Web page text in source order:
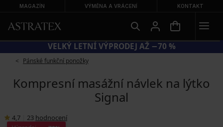
MAGAZÍN VÝMĚNA A VRÁCENÍ KONTAKT
KÓD BRA20 = PODPRSENKY −20 %
Pánské funkční ponožky
Kompresní masážní návlek na lýtko
Signal
4,7 23 hodnocení